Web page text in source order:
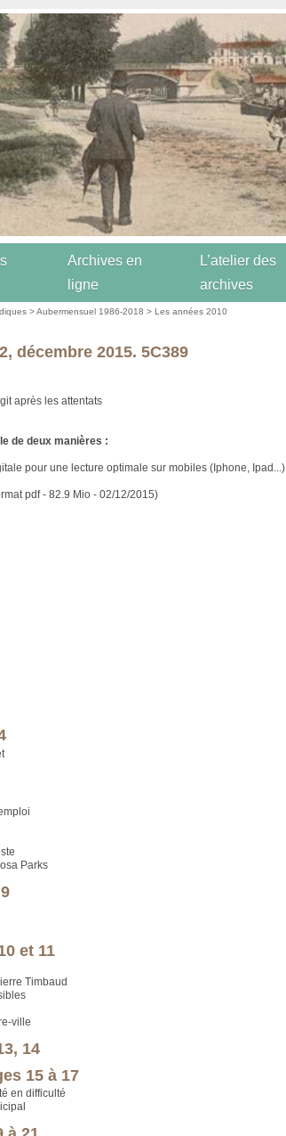
Archives en
ligne
L’atelier des
archives
>Aubermensuel 1986-2018 >Les années 2010
décembre 2015. 5C389
après les attentats
de deux manières :
pour une lecture optimale sur mobiles (Iphone, Ipad...)
pdf - 82.9 Mio - 02/12/2015)
Parks
et 11
Timbaud
ville
14
15 à 17
en difficulté